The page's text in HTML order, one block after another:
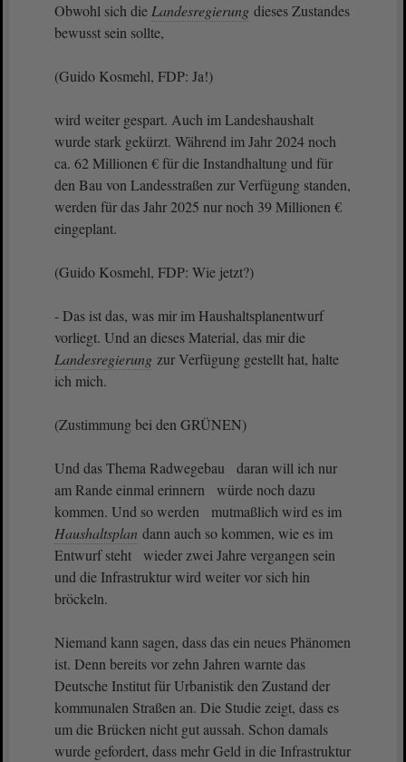
Obwohl sich die Landesregierung dieses Zustandes
bewusst sein sollte,
(Guido Kosmehl, FDP: Ja!)
wird weiter gespart. Auch im Landeshaushalt
wurde stark gekürzt. Während im Jahr 2024 noch
ca. 62 Millionen € für die Instandhaltung und für
den Bau von Landesstraßen zur Verfügung standen,
werden für das Jahr 2025 nur noch 39 Millionen €
eingeplant.
(Guido Kosmehl, FDP: Wie jetzt?)
- Das ist das, was mir im Haushaltsplanentwurf
vorliegt. Und an dieses Material, das mir die
Landesregierung zur Verfügung gestellt hat, halte
ich mich.
(Zustimmung bei den GRÜNEN)
Und das Thema Radwegebau daran will ich nur
am Rande einmal erinnern würde noch dazu
kommen. Und so werden mutmaßlich wird es im
Haushaltsplan dann auch so kommen, wie es im
Entwurf steht wieder zwei Jahre vergangen sein
und die Infrastruktur wird weiter vor sich hin
bröckeln.
Niemand kann sagen, dass das ein neues Phänomen
ist. Denn bereits vor zehn Jahren warnte das
Deutsche Institut für Urbanistik den Zustand der
kommunalen Straßen an. Die Studie zeigt, dass es
um die Brücken nicht gut aussah. Schon damals
wurde gefordert, dass mehr Geld in die Infrastruktur